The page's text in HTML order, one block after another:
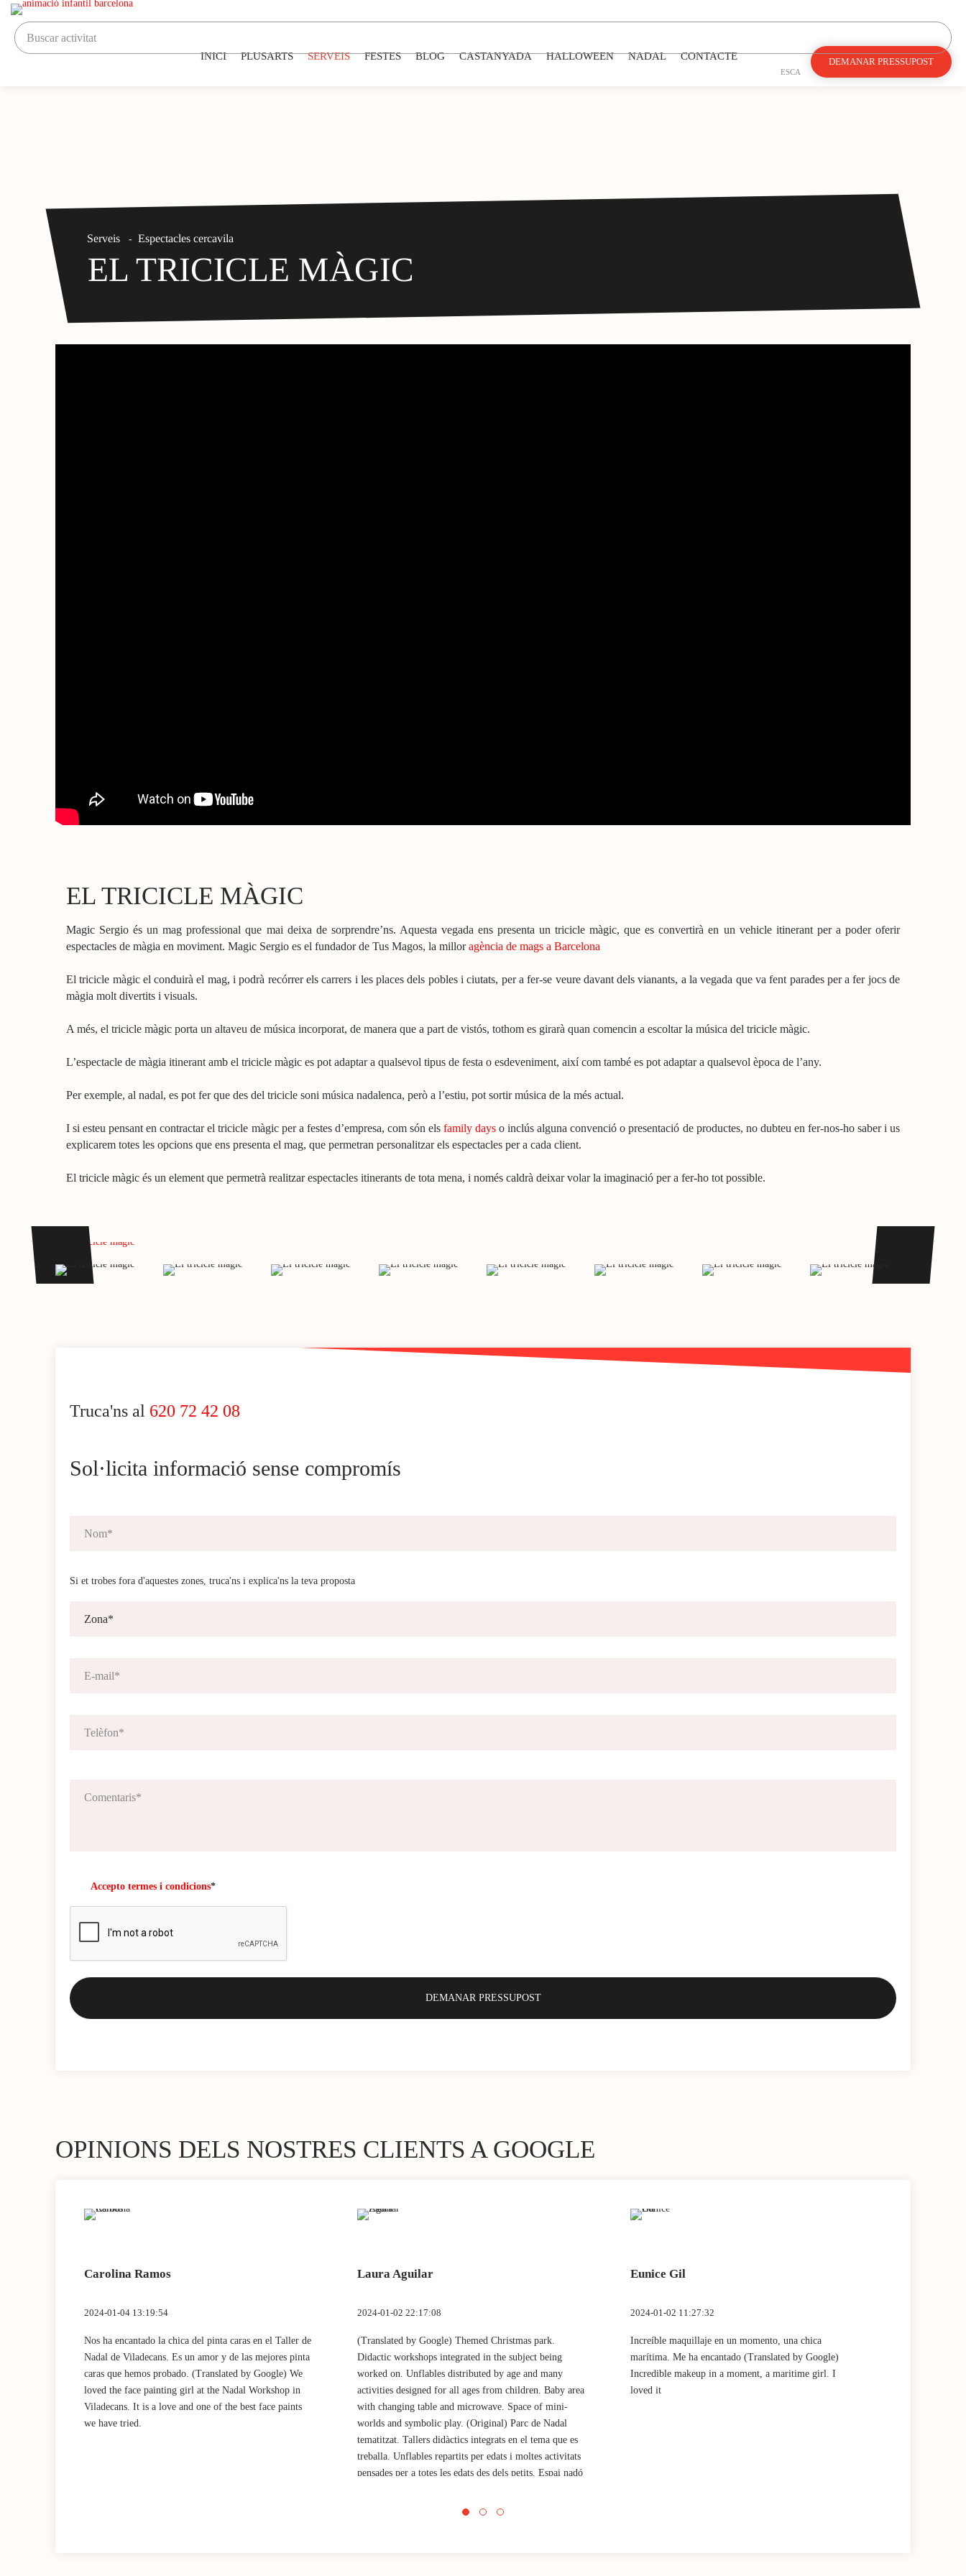
ESCA
DEMANAR PRESSUPOST
INICI PLUSARTS SERVEIS FESTES BLOG CASTANYADA HALLOWEEN NADAL CONTACTE
Serveis - Espectacles cercavila
EL TRICICLE MÀGIC
EL TRICICLE MÀGIC
Magic Sergio és un mag professional que mai deixa de sorprendre’ns. Aquesta vegada ens presenta un tricicle màgic, que es convertirà en un vehicle itinerant per a poder oferir
espectacles de màgia en moviment. Magic Sergio es el fundador de Tus Magos, la milloragència de mags a Barcelona
El tricicle màgic el conduirà el mag, i podrà recórrer els carrers i les places dels pobles i ciutats, per a fer-se veure davant dels vianants, a la vegada que va fent parades per a fer jocs de
màgia molt divertits i visuals.
A més, el tricicle màgic porta un altaveu de música incorporat, de manera que a part de vistós, tothom es girarà quan comencin a escoltar la música del tricicle màgic.
L’espectacle de màgia itinerant amb el tricicle màgic es pot adaptar a qualsevol tipus de festa o esdeveniment, així com també es pot adaptar a qualsevol època de l’any.
Per exemple, al nadal, es pot fer que des del tricicle soni música nadalenca, però a l’estiu, pot sortir música de la més actual.
I si esteu pensant en contractar el tricicle màgic per a festes d’empresa, com són els family days o inclús alguna convenció o presentació de productes, no dubteu en fer-nos-ho saber i us
explicarem totes les opcions que ens presenta el mag, que permetran personalitzar els espectacles per a cada client.
El tricicle màgic és un element que permetrà realitzar espectacles itinerants de tota mena, i només caldrà deixar volar la imaginació per a fer-ho tot possible.
Truca'ns al 620 72 42 08
Sol·licita informació sense compromís
Si et trobes fora d'aquestes zones, truca'ns i explica'ns la teva proposta
Accepto termes i condicions*
OPINIONS DELS NOSTRES CLIENTS A GOOGLE
Carolina Ramos
2024-01-04 13:19:54
Nos ha encantado la chica del pinta caras en el Taller de
Nadal de Viladecans. Es un amor y de las mejores pinta
caras que hemos probado. (Translated by Google) We
loved the face painting girl at the Nadal Workshop in
Viladecans. It is a love and one of the best face paints
we have tried.
Laura Aguilar
2024-01-02 22:17:08
(Translated by Google) Themed Christmas park.
Didactic workshops integrated in the subject being
worked on. Unflables distributed by age and many
activities designed for all ages from children. Baby area
with changing table and microwave. Space of mini-
worlds and symbolic play. (Original) Parc de Nadal
tematitzat. Tallers didàctics integrats en el tema que es
treballa. Unflables repartits per edats i moltes activitats
pensades per a totes les edats des dels petits. Espai nadó
Eunice Gil
2024-01-02 11:27:32
Increíble maquillaje en un momento, una chica
marítima. Me ha encantado (Translated by Google)
Incredible makeup in a moment, a maritime girl. I
loved it